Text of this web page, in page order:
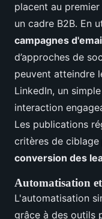
placent au
un cadre B2B. En
campagnes
d’approches de
peuvent atteindre
LinkedIn, un
interaction
Les publications
critères de
conversion des
Automatisation
L'automatisation
grâce à des outils